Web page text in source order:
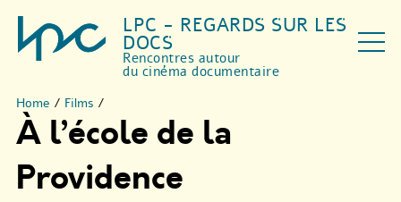
LPC - REGARDS SUR LES
DOCS
Rencontres autour
du cinéma documentaire
Home / Films /
À l’école de la
Providence